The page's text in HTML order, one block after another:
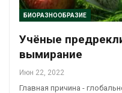
БИОРАЗНООБРАЗИЕ
Учёные
вымирание
Июн 22, 2022
Главная причина -